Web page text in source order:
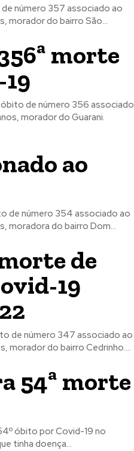
número 357 associado ao
morador do bairro São...
morte
de número 356 associado
morador do Guarani.
ao
de número 354 associado ao
moradora do bairro Dom...
de
19
de número 347 associado ao
morador do bairro Cedrinho....
54ª morte
óbito por Covid-19 no
tinha doença...